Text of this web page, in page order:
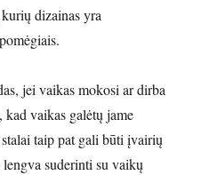
dizainas yra
jei vaikas mokosi ar dirba
kad vaikas galėtų jame
taip pat gali būti įvairių
suderinti su vaikų